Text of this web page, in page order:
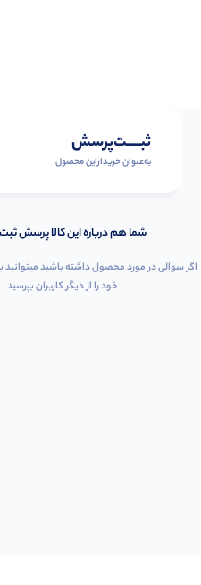
ثبـــــت‌پرسش
به‌عنوان ‌خریدار‌این‌ محصول
شما هم درباره این کالا پرسش
اگر سوالی در مورد محصول داشته باشید
خود را از دیگر کاربران بپرسید